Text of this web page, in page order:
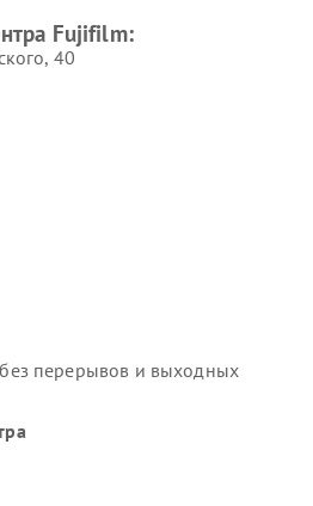
Fujifilm:
40
перерывов и выходных